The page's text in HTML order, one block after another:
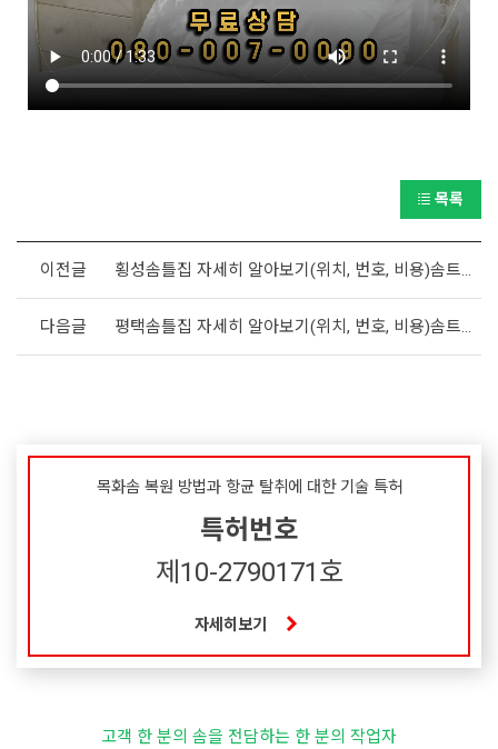
목록
이전글 횡성솜틀집 자세히 알아보기(위치, 번호, 비용)솜트는집,솜틀기
다음글 평택솜틀집 자세히 알아보기(위치, 번호, 비용)솜트는집,솜틀기
목화솜 복원 방법과 항균 탈취에 대한 기술 특허
특허번호
제10-2790171호
자세히보기
고객 한 분의 솜을 전담하는 한 분의 작업자